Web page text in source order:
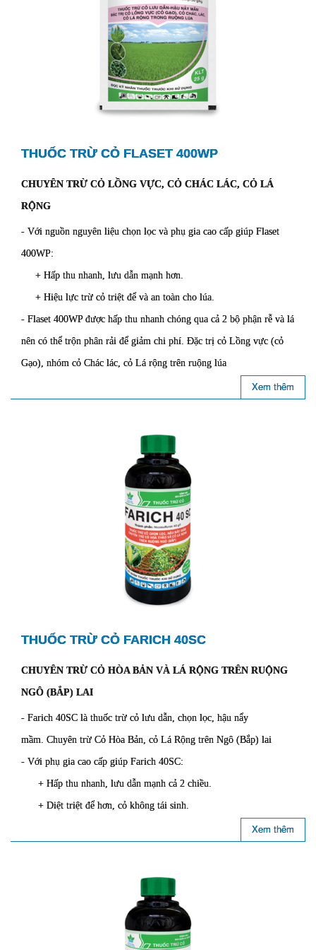
THUỐC TRỪ CỎ FLASET 400WP
CHUYÊN TRỪ CỎ LỒNG VỰC, CỎ CHÁC LÁC, CỎ LÁ
RỘNG
- Với nguồn nguyên liệu chọn lọc và phụ gia cao cấp giúp Flaset
400WP:
+ Hấp thu nhanh, lưu dẫn mạnh hơn.
+ Hiệu lực trừ cỏ triệt để và an toàn cho lúa.
- Flaset 400WP được hấp thu nhanh chóng qua cả 2 bộ phận rễ và lá
nên có thể trộn phân rải để giảm chi phí. Đặc trị cỏ Lồng vực (cỏ
Gạo), nhóm cỏ Chác lác, cỏ Lá rộng trên ruộng lúa
Xem thêm
THUỐC TRỪ CỎ FARICH 40SC
CHUYÊN TRỪ CỎ HÒA BẢN VÀ LÁ RỘNG TRÊN RUỘNG
NGÔ (BẮP) LAI
- Farich 40SC là thuốc trừ cỏ lưu dẫn, chọn lọc, hậu nẩy
mầm. Chuyên trừ Cỏ Hòa Bản, cỏ Lá Rộng trên Ngô (Bắp) lai
- Với phụ gia cao cấp giúp Farich 40SC:
+ Hấp thu nhanh, lưu dẫn mạnh cả 2 chiều.
+ Diệt triệt để hơn, cỏ không tái sinh.
Xem thêm